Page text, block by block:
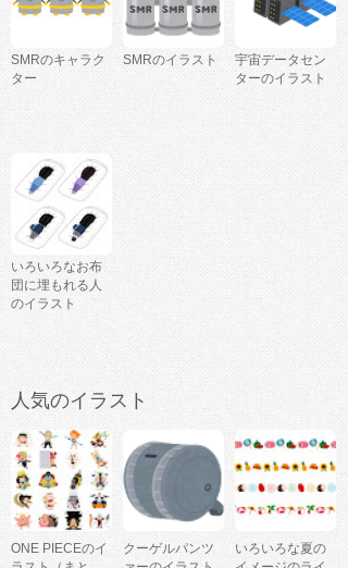
SMRのキャラク
ター
SMRのイラスト
宇宙データセン
ターのイラスト
いろいろなお布
団に埋もれる人
のイラスト
人気のイラスト
ONE PIECEのイ
クーゲルパンツ
いろいろな夏の